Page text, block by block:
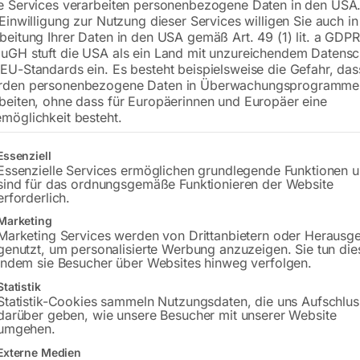
inkl. MwSt. zzgl.Versandkosten
Lieferzeit:ca. 3 – 5 Werktage
Versandkosten Standard (Österreich):€
Bitte beachten Sie: Die Versandkosten
Gerne
Services verarbeiten personenbezogene Daten in den
zur Nutzung dieser Services willigen Sie auch
Ihrer Daten in den USA gemäß Art. 49 (1) lit. a
stuft die USA als ein Land mit unzureichendem
Standards ein. Es besteht beispielsweise die Gefahr,
personenbezogene Daten in
ohne dass für Europäerinnen und Europäer eine
besteht.
eine Liste der Service-Gruppen, für die eine Einwilligung erteilt
Services ermöglichen grundlegende Funktionen
für das ordnungsgemäße Funktionieren der Website
Services werden von Drittanbietern oder
um personalisierte Werbung anzuzeigen. Sie tun
sie Besucher über Websites hinweg verfolgen.
Cookies sammeln Nutzungsdaten, die uns
geben, wie unsere Besucher mit unserer Website
Medien